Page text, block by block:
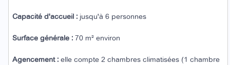
Capacité d'accueil : jusqu'à 6 personnes
Surface générale : 70 m² environ
Agencement : elle compte 2 chambres climatisées (1 chambre